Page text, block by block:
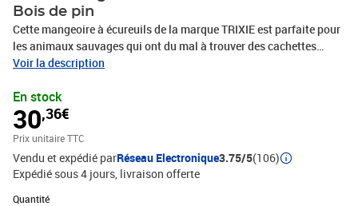
Bois de pin
Cette mangeoire à écureuils de la marque TRIXIE est parfaite pour
les animaux sauvages qui ont du mal à trouver des cachettes
sûres dans nos jardins. La mangeoire pour oiseaux est fabriquée
avec un couvercle à charnière. La mangeoire à écureuils vous
permet de créer des environnements adaptés à ces petites
créatures, et vous avez la possibilité d'observer ces animaux dans
votre jardin.Couleur : naturelMatériau : bois de pin non traité
Dimensions : 30 x 20 x 30 cm (L x l x H) Couvercle à charnière
Voir la description
En stock
30,36€
Prix unitaire TTC
Vendu et expédié parRéseau Electronique3.75/5(106)
Expédié sous 4 jours livraison offerte
Quantité
Quantité : 1